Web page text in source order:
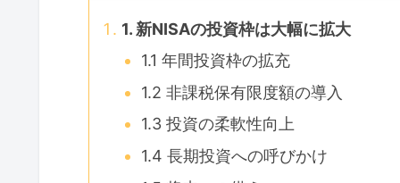
1. 新NISAの投資枠は大幅に拡大
1.1 年間投資枠の拡充
1.2 非課税保有限度額の導入
1.3 投資の柔軟性向上
1.4 長期投資への呼びかけ